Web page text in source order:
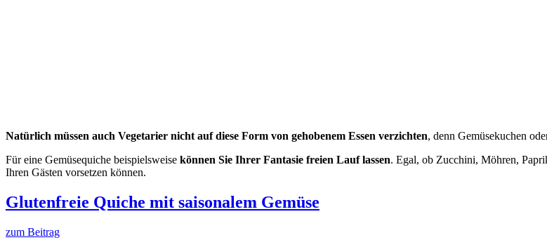
Natürlich müssen auch Vegetarier nicht auf diese Form von gehobenem Essen verzichten, denn Gemüsekuchen
Für eine Gemüsequiche beispielsweise können Sie Ihrer Fantasie freien Lauf lassen. Egal, ob Zucchini, Möhren,
Ihren Gästen vorsetzen können.
Glutenfreie Quiche mit saisonalem Gemüse
zum Beitrag